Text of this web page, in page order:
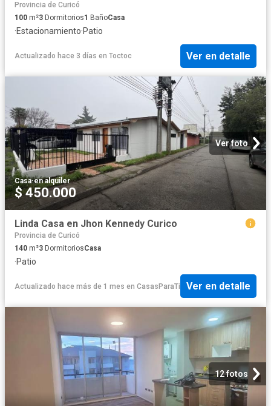
Provincia de Curicó
100 m²3 Dormitorios1 BañoCasa
·Estacionamiento·Patio
Actualizado hace 3 días en Toctoc Ver en detalle
Ver foto
Casa·en alquiler
$ 450.000
Linda Casa en Jhon Kennedy Curico
Provincia de Curicó
140 m²3 DormitoriosCasa
·Patio
Actualizado hace más de 1 mes en CasasParaTi Ver en detalle
12 fotos